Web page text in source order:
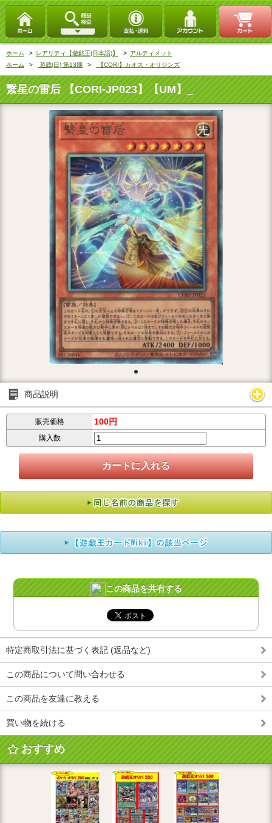
ホーム > レアリティ【遊戯王(日本語)】 > アルティメット
ホーム
> 遊戯(日) 第13期 > 【CORI】カオス・オリジンズ
繋星の雷后 【CORI-JP023】【UM】_
商品説明
販売価格 100円
購入数
この商品を共有する
特定商取引法に基づく表記 (返品など)
この商品について問い合わせる
この商品を友達に教える
買い物を続ける
おすすめ